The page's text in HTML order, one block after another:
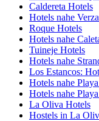
Caldereta Hotels
Hotels nahe
Roque Hotels
Hotels nahe
Tuineje Hotels
Hotels nahe
Los Estancos:
Hotels nahe
Hotels nahe
La Oliva Hotels
Hostels in La